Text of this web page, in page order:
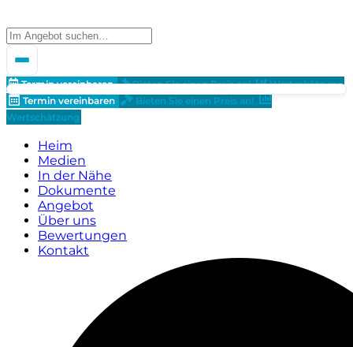
Termin vereinbaren Bieten Sie einen Preis an!
Wertschätzung
Termin vereinbaren
Bieten Sie einen Preis an!
Wertschätzung
Heim
Medien
In der Nähe
Dokumente
Angebot
Über uns
Bewertungen
Kontakt